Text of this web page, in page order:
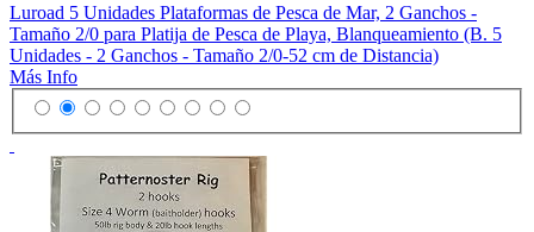
Luroad 5 Unidades Plataformas de Pesca de Mar, 2 Ganchos -
Tamaño 2/0 para Platija de Pesca de Playa, Blanqueamiento (B. 5
Unidades - 2 Ganchos - Tamaño 2/0-52 cm de Distancia)
Más Info